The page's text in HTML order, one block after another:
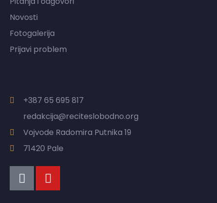
Novosti
Fotogalerija
Prijavi problem
+387 65 695 817
redakcija@reciteslobodno.org
Vojvode Radomira Putnika 19
71420 Pale